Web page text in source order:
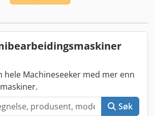
hele Machineseeker med mer enn
Søk